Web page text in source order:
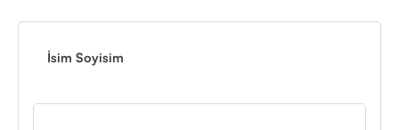
İsim Soyisim